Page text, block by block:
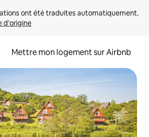
d'origine
Mettre mon logement sur Airbnb